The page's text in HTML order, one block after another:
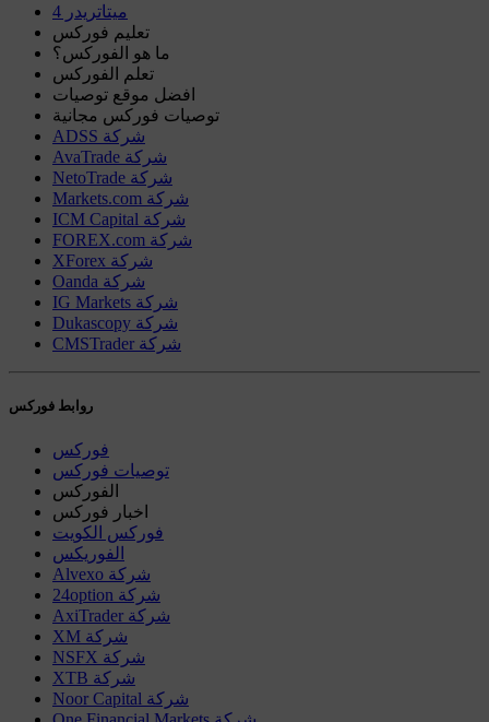
ميتاتريدر 4
تعليم فوركس
ما هو الفوركس؟
تعلم الفوركس
افضل موقع توصيات
توصيات فوركس مجانية
ADSS شركة
AvaTrade شركة
NetoTrade شركة
Markets.com شركة
ICM Capital شركة
FOREX.com شركة
XForex شركة
Oanda شركة
IG Markets شركة
Dukascopy شركة
CMSTrader شركة
روابط فوركس
فوركس
توصيات فوركس
الفوركس
اخبار فوركس
فوركس الكويت
الفوريكس
Alvexo شركة
24option شركة
AxiTrader شركة
XM شركة
NSFX شركة
XTB شركة
Noor Capital شركة